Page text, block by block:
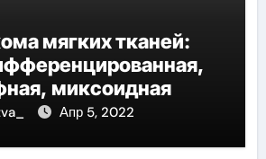
мягких тканей:
миксоидная
Апр 5, 2022